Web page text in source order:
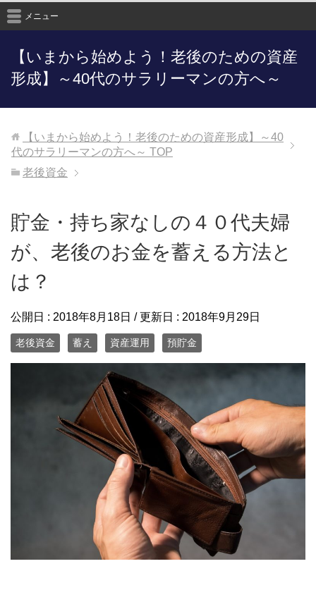
【いまから始めよう！老後のための資産
形成】～40代のサラリーマンの方へ～
メニュー
【いまから始めよう！老後のための資産形成】～40
代のサラリーマンの方へ～ TOP
老後資金
貯金・持ち家なしの４０代夫婦
が、老後のお金を蓄える方法と
は？
公開日 : 2018年8月18日 / 更新日 : 2018年9月29日
老後資金 蓄え 資産運用 預貯金